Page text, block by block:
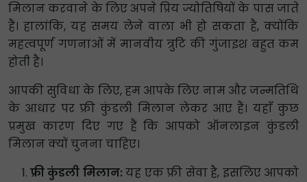
मिलान करवाने के लिए अपने प्रिय ज्योतिषियों के पास जाते
हैं। हालांकि, यह समय लेने वाला भी हो सकता है, क्योंकि
महत्वपूर्ण गणनाओं में मानवीय त्रुटि की गुंजाइश बहुत कम
होती है।
आपकी सुविधा के लिए, हम आपके लिए नाम और जन्मतिथि
के आधार पर फ्री कुंडली मिलान लेकर आए हैं। यहाँ कुछ
प्रमुख कारण दिए गए हैं कि आपको ऑनलाइन कुंडली
मिलान क्यों चुनना चाहिए।
फ्री कुंडली मिलान: यह एक फ्री सेवा है, इसलिए आपको